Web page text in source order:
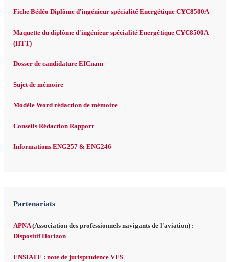
Fiche Bédéo Diplôme d'ingénieur spécialité Energétique CYC8500A
Maquette du diplôme d'ingénieur spécialité Energétique CYC8500A
(HTT)
Dosser de candidature EICnam
Sujet de mémoire
Modèle Word rédaction de mémoire
Conseils Rédaction Rapport
Informations ENG257 & ENG246
Partenariats
APNA(Association des professionnels navigants de l'aviation) :
Dispositif Horizon
ENSIATE : note de jurisprudence VES